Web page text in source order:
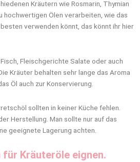
Kräutern wie Rosmarin, Thymian
hochwertigen Ölen verarbeiten, wie das
verwenden könnt, das könnt ihr hier
Fleischgerichte Salate oder auch
Kräuter behalten sehr lange das Aroma
Öl auch zur Konservierung.
sollten in keiner Küche fehlen.
Herstellung. Man sollte nur auf das
geeignete Lagerung achten.
Kräuteröle eignen.